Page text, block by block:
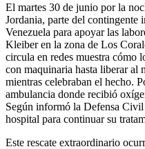
El martes 30 de junio por la
Jordania, parte del contingente
Venezuela para apoyar las
Kleiber en la zona de Los
circula en redes muestra cómo
con maquinaria hasta liberar al
mientras celebraban el hecho.
ambulancia donde recibió
Según informó la Defensa
hospital para continuar su
Este rescate extraordinario